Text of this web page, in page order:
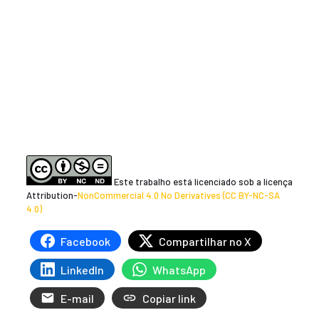
Este trabalho está licenciado sob a licença
Attribution-NonCommercial 4.0 No Derivatives (CC BY-NC-SA
4.0)
Facebook Compartilhar no X
LinkedIn WhatsApp
E-mail Copiar link